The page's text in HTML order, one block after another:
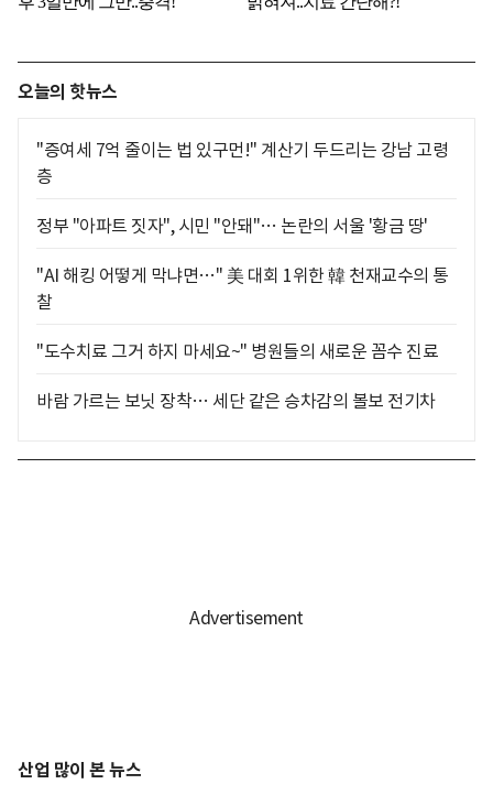
오늘의 핫뉴스
"증여세 7억 줄이는 법 있구먼!" 계산기 두드리는 강남 고령
층
정부 "아파트 짓자", 시민 "안돼"… 논란의 서울 '황금 땅'
"AI 해킹 어떻게 막냐면…" 美 대회 1위한 韓 천재교수의 통
찰
"도수치료 그거 하지 마세요~" 병원들의 새로운 꼼수 진료
바람 가르는 보닛 장착… 세단 같은 승차감의 볼보 전기차
산업 많이 본 뉴스